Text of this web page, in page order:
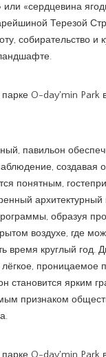
или «сердцевина
Терезой
собирательство и
павильон
создавая
понятным,
архитектурный
образуя
воздухе, где
время круглый год.
лёгкое, проницаемое
становится ярким
признаком